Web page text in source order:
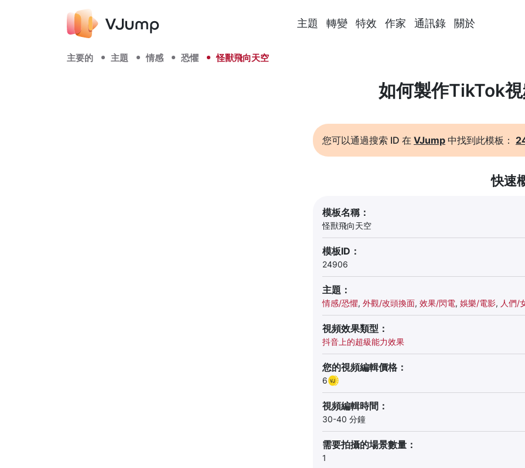
主題 轉變 特效 作家 通訊錄 關於
主要的 主題 情感 恐懼 怪獸飛向天空
如何製作TikTok
您可以通過搜索 ID 在 VJump 中找到此模板：
快速
模板名稱：
怪獸飛向天空
模板ID：
24906
主題：
情感/恐懼, 外觀/改頭換面, 效果/閃電, 娛樂/電影, 人們/
視頻效果類型：
抖音上的超級能力效果
您的視頻編輯價格：
6
視頻編輯時間：
30-40 分鐘
需要拍攝的場景數量：
1